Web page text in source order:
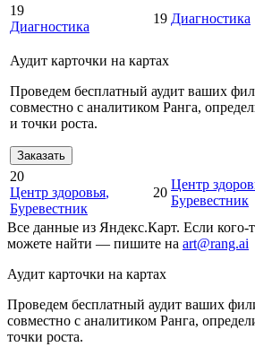
19
Диагностика
19 Диагностика
Аудит карточки на картах
Проведем бесплатный аудит ваших
совместно с аналитиком Ранга,
и точки роста.
Заказать
20
Центр здоровья,
Буревестник
20
Центр
Буревестник
Все данные из Яндекс.Карт. Если кого-
можете найти — пишите на art@rang.ai
Аудит карточки на картах
Проведем бесплатный аудит ваших
совместно с аналитиком Ранга,
точки роста.